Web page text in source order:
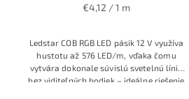
€4,12 / 1 m
Ledstar COB RGB LED pásik 12 V využíva
hustotu až 576 LED/m, vďaka čomu
vytvára dokonale súvislú svetelnú líniu
bez viditeľných bodiek – ideálne riešenie